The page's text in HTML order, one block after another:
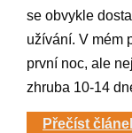
se obvykle
užívání. V mém
první noc, ale
zhruba 10-14
Přečíst